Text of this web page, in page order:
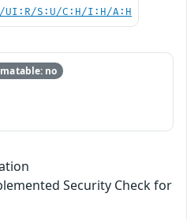
UI:R/S:U/C:H/I:H/A:H
no
Security Check for